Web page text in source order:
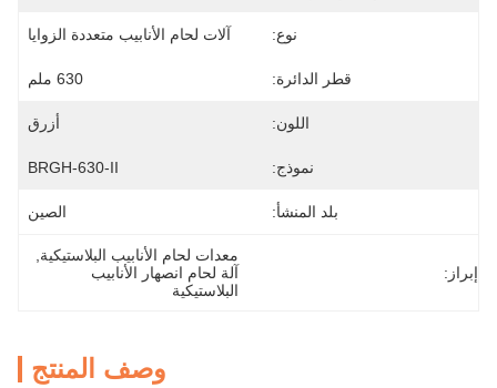
نوع: آلات لحام الأنابيب متعددة الزوايا
قطر الدائرة: 630 ملم
اللون: أزرق
نموذج: BRGH-630-II
بلد المنشأ: الصين
إبراز:
معدات لحام الأنابيب البلاستيكية
البلاستيكية
وصف المنتج